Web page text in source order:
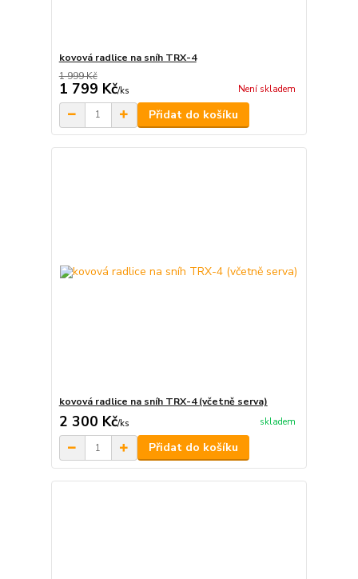
kovová radlice na sníh TRX-4
1 999 Kč
1 799 Kč/ks Není skladem
Přidat do košíku
kovová radlice na sníh TRX-4 (včetně serva)
2 300 Kč/ks skladem
Přidat do košíku